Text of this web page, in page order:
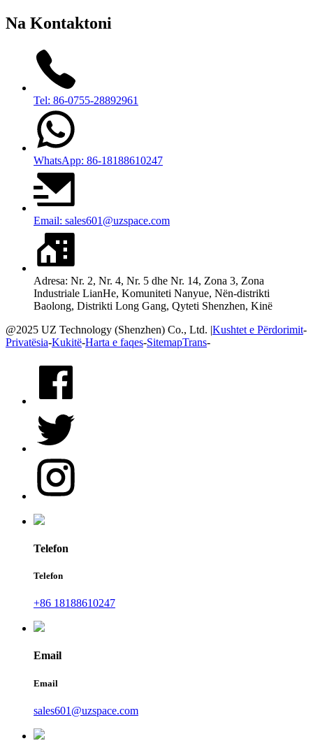
Na Kontaktoni
Tel: 86-0755-28892961
WhatsApp: 86-18188610247
Email: sales601@uzspace.com
Adresa: Nr. 2, Nr. 4, Nr. 5 dhe Nr. 14, Zona 3, Zona
Industriale LianHe, Komuniteti Nanyue, Nën-distrikti
Baolong, Distrikti Long Gang, Qyteti Shenzhen, Kinë
@2025 UZ Technology (Shenzhen) Co., Ltd. |Kushtet e Përdorimit-
Privatësia-Kukitë-Harta e faqes-SitemapTrans-
Telefon
Telefon
+86 18188610247
Email
Email
sales601@uzspace.com